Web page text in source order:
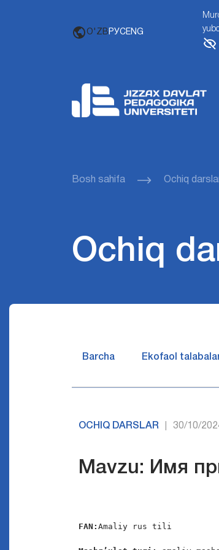
O'ZB РУСENG
Bosh sahifa Ochiq
Ochiq
Barcha Ekofaol
OCHIQ DARSLAR 30/10/
Mavzu: Имя
FAN:Amaliy rus tili